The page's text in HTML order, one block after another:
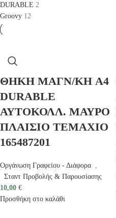
DURABLE 2
Groovy 12
ΘΗΚΗ ΜΑΓΝ/ΚΗ A4
DURABLE
ΑΥΤΟΚΟΛΛ. ΜΑΥΡΟ
ΠΛΑΙΣΙΟ ΤΕΜΑΧΙΟ
165487201
Οργάνωση Γραφείου - Διάφορα ,
Σταντ Προβολής & Παρουσίασης
10,00 €
Προσθήκη στο καλάθι